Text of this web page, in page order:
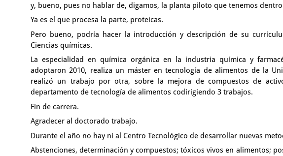
y, bueno, pues no hablar de, digamos, la planta piloto que tenemos
Ya es el que procesa la parte, proteicas.
Pero bueno, podría hacer la introduccióny descripción de su
Ciencias químicas.
La especialidad en química orgánicaen la industria química y
adoptaron 2010, realiza un máster en tecnología de alimentos de la
realizó un trabajo por otra, sobre la mejora de compuestos de
departamento de tecnología de alimentos codirigiendo 3 trabajos.
Fin de carrera.
Agradecer al doctorado trabajo.
Durante el año no hay ni al Centro Tecnológico de desarrollar nuevas
Abstenciones, determinación y compuestos;tóxicos vivos en alimentos;